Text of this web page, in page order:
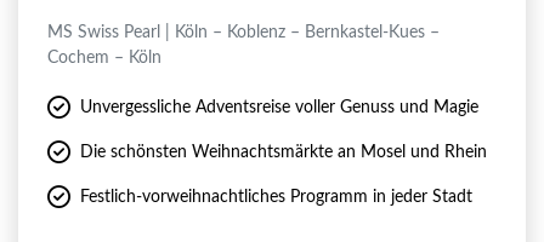
MS Swiss Pearl | Köln – Koblenz – Bernkastel-Kues –
Cochem – Köln
Unvergessliche Adventsreise voller Genuss und Magie
Die schönsten Weihnachtsmärkte an Mosel und Rhein
Festlich-vorweihnachtliches Programm in jeder Stadt